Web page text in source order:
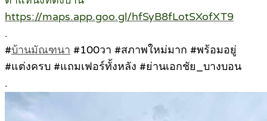
https://maps.app.goo.gl/hfSyB8fLotSXofXT9
.
#บ้านมัณฑนา #100วา #สภาพใหม่มาก #พร้อมอยู่
#แต่งครบ #แถมเฟอร์ทั้งหลัง #ย่านเอกชัย_บางบอน
.